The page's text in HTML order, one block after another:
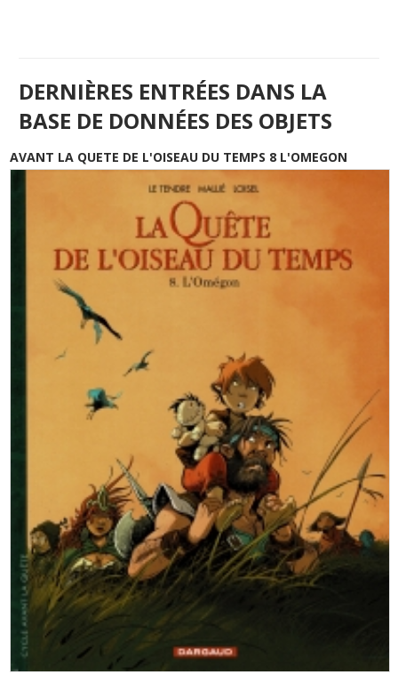
DERNIÈRES ENTRÉES DANS LA
BASE DE DONNÉES DES OBJETS
AVANT LA QUETE DE L'OISEAU DU TEMPS 8 L'OMEGON